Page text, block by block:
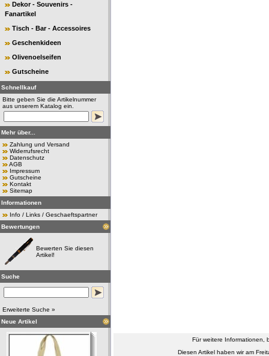
Dekor - Souvenirs -
Fanartikel
Tisch - Bar - Accessoires
Geschenkideen
Olivenoelseifen
Gutscheine
Schnellkauf
Bitte geben Sie die Artikelnummer
aus unserem Katalog ein.
Mehr über...
Zahlung und Versand
Widerrufsrecht
Datenschutz
AGB
Impressum
Gutscheine
Kontakt
Sitemap
Informationen
Info / Links / Geschaeftspartner
Bewertungen
Bewerten Sie diesen
Artikel!
Suche
Erweiterte Suche »
Neue Artikel
Für weitere Informationen,
Diesen Artikel haben wir am